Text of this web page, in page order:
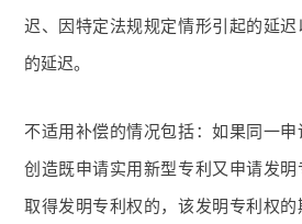
迟、因特定法规规定情形引起的延
的延迟。
不适用补偿的情况包括：如果同一
创造既申请实用新型专利又申请发
取得发明专利权的，该发明专利权